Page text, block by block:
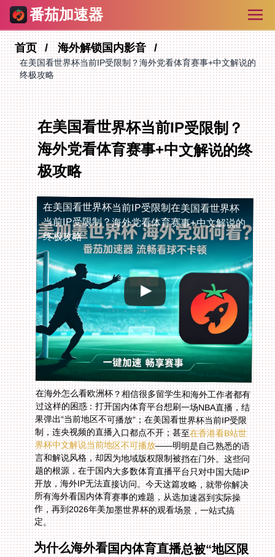
番茄加速器
首页 海外解锁国内影音
在美国看世界杯当前IP受限制？海外党看体育赛事+中文解说的
终极攻略
在美国看世界杯当前IP受限制？
海外党看体育赛事+中文解说的终
极攻略
在美国看世界杯当前IP受限制在美国看世界杯
当前IP受限制？海外党看体育赛事+中文解说的
终极攻略
在海外怎么看欧洲杯？相信很多留学生和海外工作者都有
过这样的困惑：打开国内体育平台想刷一场NBA直播，结
果弹出“当前地区不可播放”；在美国看世界杯当前IP受限
制，连央视频的直播入口都点不开；甚至在香港看B站世
界杯中文解说当前地区不可播放——明明是自己熟悉的语
言和解说风格，却因为地域版权限制被挡在门外。这些问
题的根源，在于国内大多数体育直播平台只对中国大陆IP
开放，海外IP无法直接访问。今天这篇攻略，就带你解决
所有海外看国内体育赛事的难题，从选加速器到实际操
作，再到2026年美加墨世界杯的观看场景，一站式搞
定。
为什么海外看国内体育直播总被“地区限